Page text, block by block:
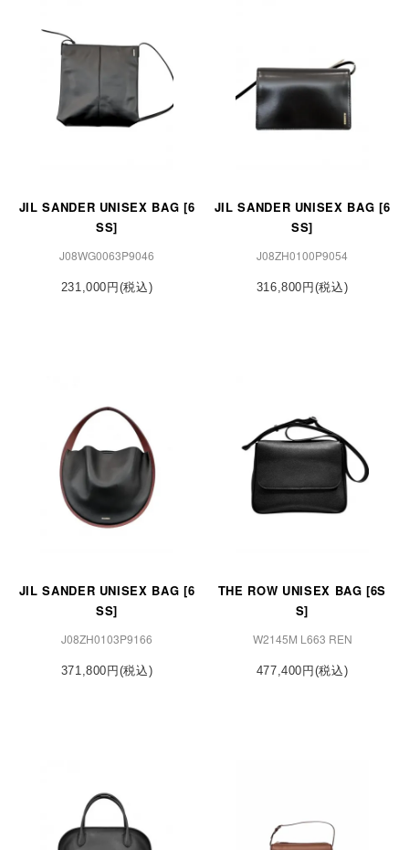
JIL SANDER UNISEX BAG [6
SS]
J08WG0063P9046
231,000円(税込)
JIL SANDER UNISEX BAG [6
SS]
J08ZH0100P9054
316,800円(税込)
JIL SANDER UNISEX BAG [6
SS]
J08ZH0103P9166
371,800円(税込)
THE ROW UNISEX BAG [6S
S]
W2145M L663 REN
477,400円(税込)